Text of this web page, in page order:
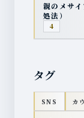
親のメサ
処法）
4
タグ
SNS カ